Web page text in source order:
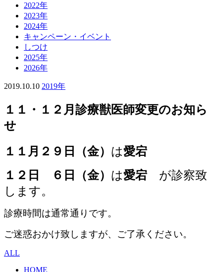
2022年
2023年
2024年
キャンペーン・イベント
しつけ
2025年
2026年
2019.10.10 2019年
１１・１２月診療獣医師変更のお知ら
せ
１１月２９日（金） は愛宕
１２ 日 ６日（金） は愛宕 が診察致
します。
診療時間は通常通りです。
ご迷惑おかけ致しますが、ご了承ください。
ALL
HOME